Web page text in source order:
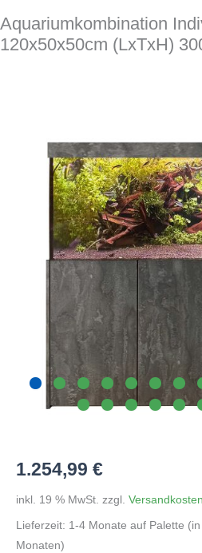
Aquariumkombination
120x50x50cm (LxTxH)
1.254,99 €
inkl. 19 % MwSt. zzgl. Versandkosten
Lieferzeit: 1-4 Monate auf Palette
Monaten)